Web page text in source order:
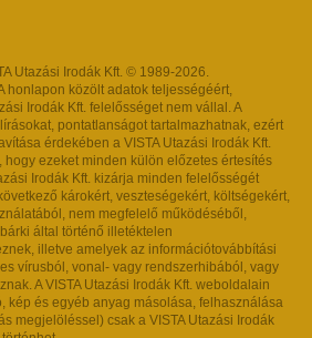
Utazási Irodák Kft. © 1989-2026.
honlapon közölt adatok teljességéért,
Irodák Kft. felelősséget nem vállal. A
pontatlanságot tartalmazhatnak, ezért
érdekében a VISTA Utazási Irodák Kft.
ezeket minden külön előzetes értesítés
Irodák Kft. kizárja minden felelősségét
károkért, veszteségekért, költségekért,
nem megfelelő működéséből,
által történő illetéktelen
illetve amelyek az információtovábbítási
vírusból, vonal- vagy rendszerhibából, vagy
A VISTA Utazási Irodák Kft. weboldalain
kép és egyéb anyag másolása, felhasználása
megjelöléssel) csak a VISTA Utazási Irodák